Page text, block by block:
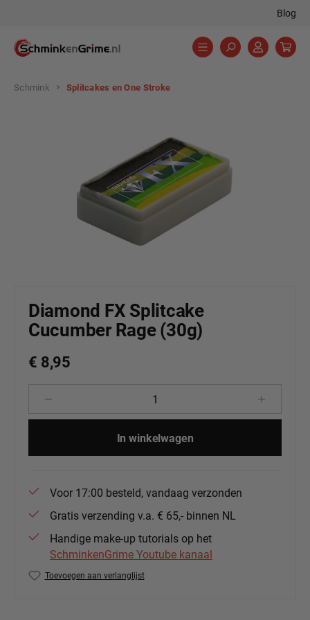
Blog
Schmink Splitcakes en One Stroke
Diamond FX Splitcake
Cucumber Rage (30g)
€ 8,95
Producthoeveelheid: Voer de
In winkelwagen
Voor 17:00 besteld, vandaag verzonden
Gratis verzending v.a. € 65,- binnen NL
Handige make-up tutorials op het
SchminkenGrime Youtube kanaal
Toevoegen aan verlanglijst